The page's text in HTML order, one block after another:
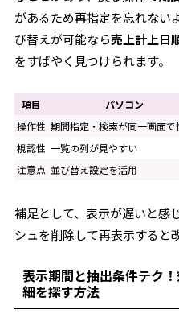
があるため再指定を忘れない
び替えが可能なら売上計上日
をすばやく見つけられます。
項目 パソコン
操作性 期間指定・検索が同一画面で
視認性 一覧の列が見やすい
注意点 並び替え設定を活用
補足として、表示が遅いと感
シュを削除して再表示すると
表示期間と抽出条件テク
細を探す方法